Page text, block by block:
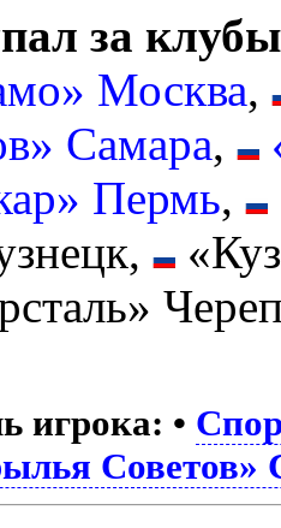
за
Москва,
Самара,
Пермь,
игрока: •
Советов»